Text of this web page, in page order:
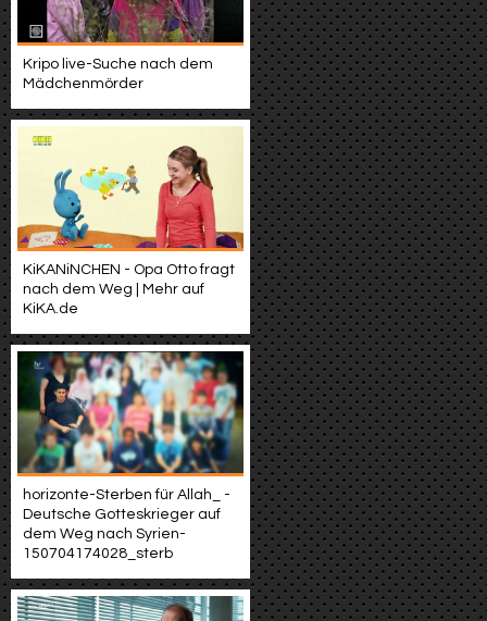
Kripo live-Suche nach dem
Mädchenmörder
KiKANiNCHEN - Opa Otto fragt
nach dem Weg | Mehr auf
KiKA.de
horizonte-Sterben für Allah_ -
Deutsche Gotteskrieger auf
dem Weg nach Syrien-
150704174028_sterb